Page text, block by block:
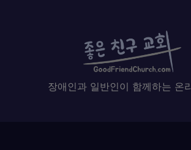
장애인과 일반인이 함께하는 온